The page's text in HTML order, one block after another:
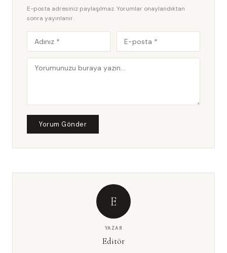
E-posta adresiniz paylaşılmaz. Yorumlar onaylandıktan
sonra yayınlanır.
Yorum Gönder
E
YAZAR
Editör